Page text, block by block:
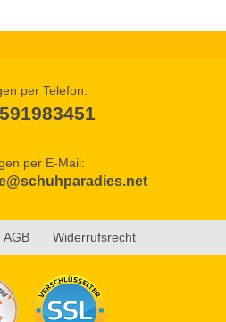
per Telefon:
per E-Mail:
AGB Widerrufsrecht